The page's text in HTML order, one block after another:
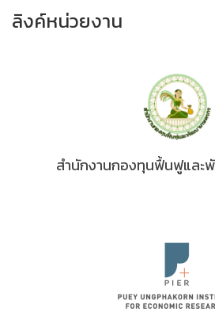
ลิงค์หน่วยงาน
สำนักงานกองทุนฟื้นฟูและ